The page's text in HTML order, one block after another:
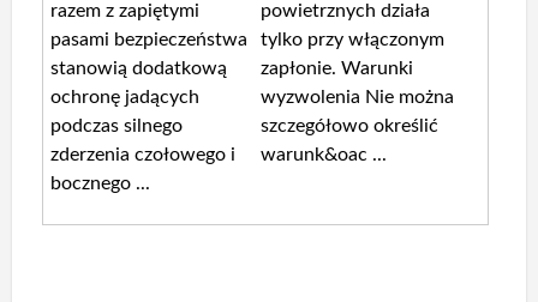
razem z zapiętymi
pasami bezpieczeństwa
stanowią dodatkową
ochronę jadących
podczas silnego
zderzenia czołowego i
bocznego ...
powietrznych działa
tylko przy włączonym
zapłonie. Warunki
wyzwolenia Nie można
szczegółowo określić
warunk&oac ...